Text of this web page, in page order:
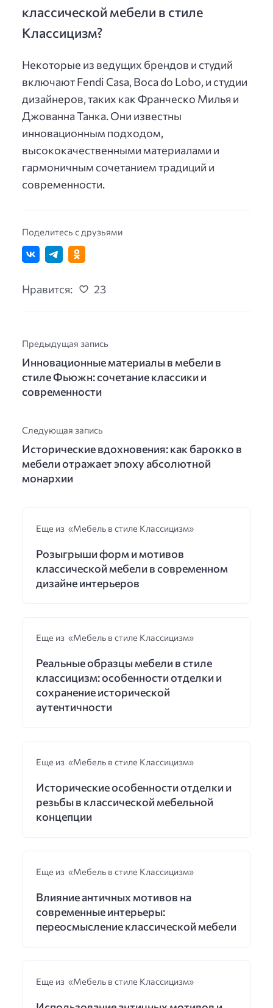
классической мебели в стиле
Классицизм?
Некоторые из ведущих брендов и студий
включают Fendi Casa, Boca do Lobo, и студии
дизайнеров, таких как Франческо Милья и
Джованна Танка. Они известны
инновационным подходом,
высококачественными материалами и
гармоничным сочетанием традиций и
современности.
Поделитесь с друзьями
Нравится: 23
Предыдущая запись
Инновационные материалы в мебели в
стиле Фьюжн: сочетание классики и
современности
Следующая запись
Исторические вдохновения: как барокко в
мебели отражает эпоху абсолютной
монархии
Еще из «Мебель в стиле Классицизм»
Розыгрыши форм и мотивов
классической мебели в современном
дизайне интерьеров
Еще из «Мебель в стиле Классицизм»
Реальные образцы мебели в стиле
классицизм: особенности отделки и
сохранение исторической
аутентичности
Еще из «Мебель в стиле Классицизм»
Исторические особенности отделки и
резьбы в классической мебельной
концепции
Еще из «Мебель в стиле Классицизм»
Влияние античных мотивов на
современные интерьеры:
переосмысление классической мебели
Еще из «Мебель в стиле Классицизм»